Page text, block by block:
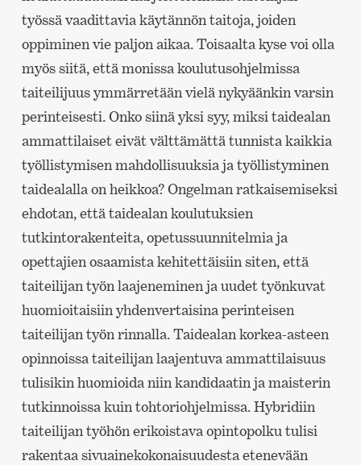
työssä vaadittavia käytännön taitoja, joiden
oppiminen vie paljon aikaa. Toisaalta kyse voi olla
myös siitä, että monissa koulutusohjelmissa
taiteilijuus ymmärretään vielä nykyäänkin varsin
perinteisesti. Onko siinä yksi syy, miksi taidealan
ammattilaiset eivät välttämättä tunnista kaikkia
työllistymisen mahdollisuuksia ja työllistyminen
taidealalla on heikkoa? Ongelman ratkaisemiseksi
ehdotan, että taidealan koulutuksien
tutkintorakenteita, opetussuunnitelmia ja
opettajien osaamista kehitettäisiin siten, että
taiteilijan työn laajeneminen ja uudet työnkuvat
huomioitaisiin yhdenvertaisina perinteisen
taiteilijan työn rinnalla. Taidealan korkea-asteen
opinnoissa taiteilijan laajentuva ammattilaisuus
tulisikin huomioida niin kandidaatin ja maisterin
tutkinnoissa kuin tohtoriohjelmissa. Hybridiin
taiteilijan työhön erikoistava opintopolku tulisi
rakentaa sivuainekokonaisuudesta etenevään